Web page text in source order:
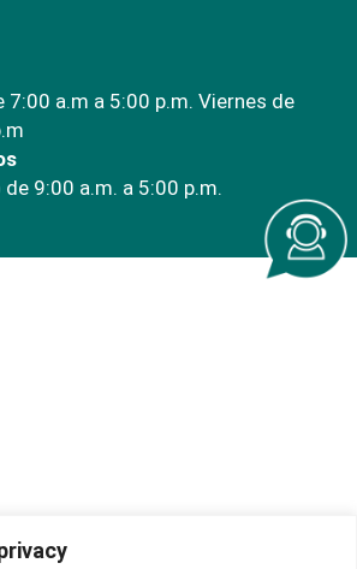
7:00 a.m a 5:00 p.m. Viernes de
9:00 a.m. a 5:00 p.m.